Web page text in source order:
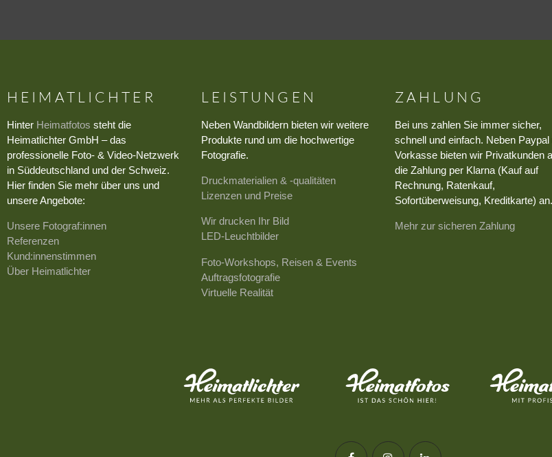
HEIMATLICHTER
Hinter Heimatfotos steht die
Heimatlichter GmbH – das
professionelle Foto- & Video-Netzwerk
in Süddeutschland und der Schweiz.
Hier finden Sie mehr über uns und
unsere Angebote:
Unsere Fotograf:innen
Referenzen
Kund:innenstimmen
Über Heimatlichter
LEISTUNGEN
Neben Wandbildern bieten wir weitere
Produkte rund um die hochwertige
Fotografie.
Druckmaterialien & -qualitäten
Lizenzen und Preise
Wir drucken Ihr Bild
LED-Leuchtbilder
Foto-Workshops, Reisen & Events
Auftragsfotografie
Virtuelle Realität
ZAHLUNG
Bei uns zahlen Sie immer sicher,
schnell und einfach. Neben Paypal
Vorkasse bieten wir Privatkunden
die Zahlung per Klarna (Kauf auf
Rechnung, Ratenkauf,
Sofortüberweisung, Kreditkarte) an.
Mehr zur sicheren Zahlung